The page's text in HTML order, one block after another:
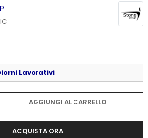
Lavorativi
AGGIUNGI AL CARRELLO
ACQUISTA ORA